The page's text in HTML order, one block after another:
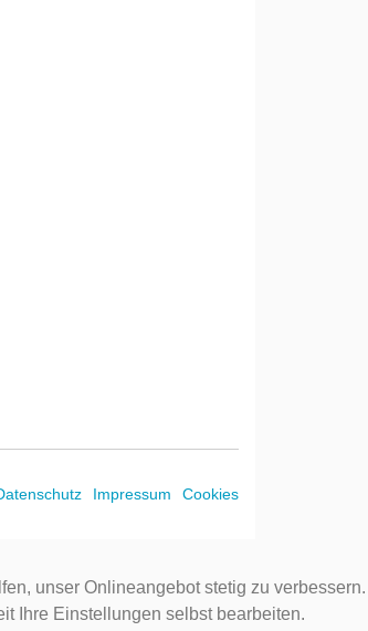
Impressum Cookies
unser Onlineangebot stetig zu verbessern.
Ihre Einstellungen selbst bearbeiten.